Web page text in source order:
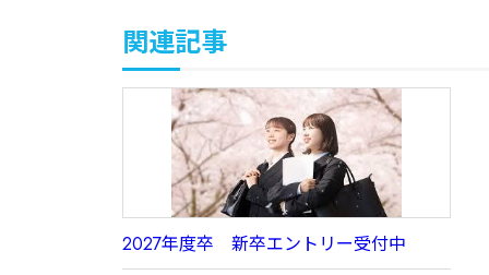
関連記事
2027年度卒 新卒エントリー受付中